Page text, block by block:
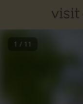
1 / 11